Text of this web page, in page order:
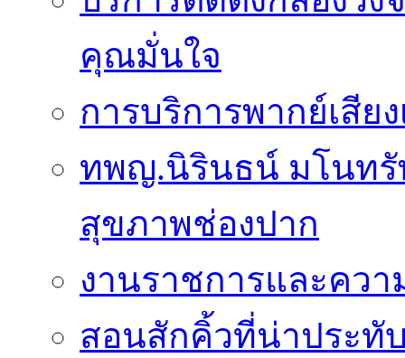
คุณมั่นใจ
การบริการพากย์เสีย
ทพญ.นิรินธน์ มโนทรั
สุขภาพช่องปาก
งานราชการและคว
สอนสักคิ้วที่น่าประทั